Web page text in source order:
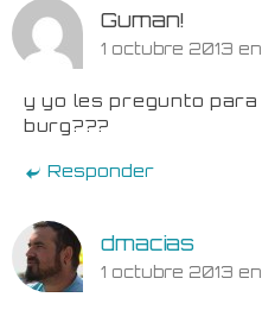
Guman!
1 octubre 2013
y yo les pregunto
burg???
Responder
dmacias
1 octubre 2013